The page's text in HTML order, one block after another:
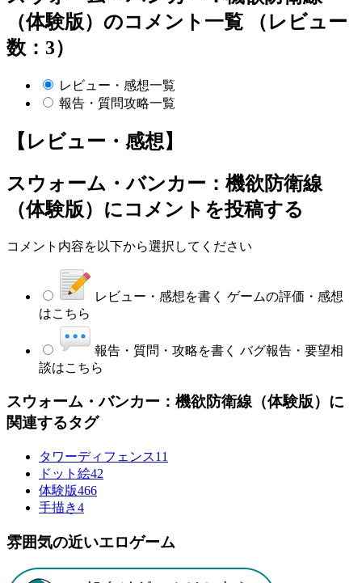
（体験版）のコメント一覧 （レビュー
数：3）
レビュー・感想一覧
報告・質問攻略一覧
【レビュー・感想】
スウォーム・バンカー：機欲防衛線
（体験版） にコメントを投稿する
コメント内容を以下から選択してください
レビュー・感想を書く ゲームの評価・感想
はこちら
報告・質問・攻略を書く バグ報告・要望相
談はこちら
スウォーム・バンカー：機欲防衛線（体験版）に
関連するタグ
タワーディフェンス11
ドット絵42
体験版466
手描き4
雰囲気の近いエロゲーム